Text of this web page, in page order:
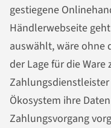
gestiegene
Händlerwebseite
auswählt, wäre ohne
der Lage für die
Ökosystem ihre
Zahlungsvorgang